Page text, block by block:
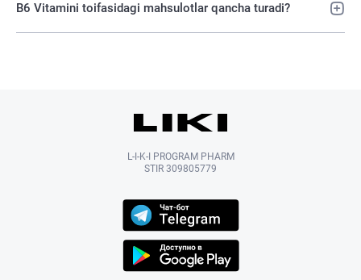
B6 Vitamini toifasidagi mahsulotlar qancha turadi?
L-I-K-I PROGRAM PHARM
STIR 309805779